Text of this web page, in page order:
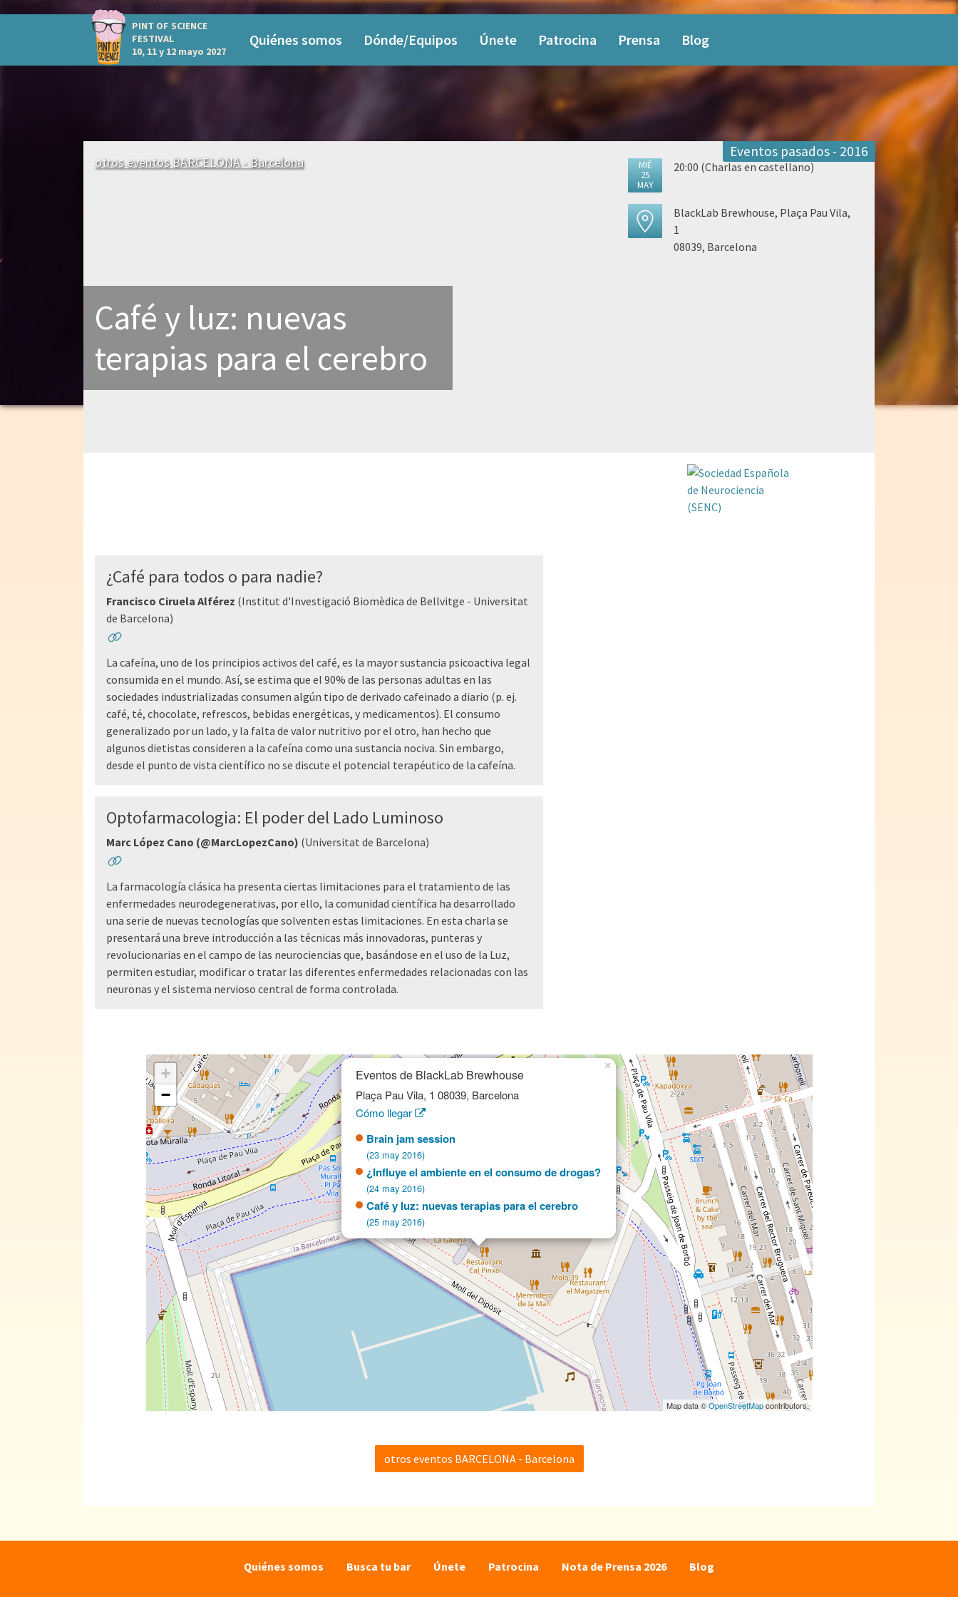
PINT OF SCIENCE
FESTIVAL
10, 11 y 12 mayo 2027
Quiénes somos Dónde/Equipos Únete Patrocina Prensa Blog
otros eventos BARCELONA - Barcelona
Café y luz: nuevas
terapias para el cerebro
Eventos pasados - 2016
MIÉ
25
MAY
20:00 (Charlas en castellano)
BlackLab Brewhouse, Plaça Pau Vila,
1
08039, Barcelona
¿Café para todos o para nadie?
Francisco Ciruela Alférez (Institut d'Investigació Biomèdica de Bellvitge - Universitat
de Barcelona)
La cafeína, uno de los principios activos del café, es la mayor sustancia psicoactiva legal
consumida en el mundo. Así, se estima que el 90% de las personas adultas en las
sociedades industrializadas consumen algún tipo de derivado cafeinado a diario (p. ej.
café, té, chocolate, refrescos, bebidas energéticas, y medicamentos). El consumo
generalizado por un lado, y la falta de valor nutritivo por el otro, han hecho que
algunos dietistas consideren a la cafeína como una sustancia nociva. Sin embargo,
desde el punto de vista científico no se discute el potencial terapéutico de la cafeína.
Optofarmacologia: El poder del Lado Luminoso
Marc López Cano (@MarcLopezCano) (Universitat de Barcelona)
La farmacología clásica ha presenta ciertas limitaciones para el tratamiento de las
enfermedades neurodegenerativas, por ello, la comunidad científica ha desarrollado
una serie de nuevas tecnologías que solventen estas limitaciones. En esta charla se
presentará una breve introducción a las técnicas más innovadoras, punteras y
revolucionarias en el campo de las neurociencias que, basándose en el uso de la Luz,
permiten estudiar, modificar o tratar las diferentes enfermedades relacionadas con las
neuronas y el sistema nervioso central de forma controlada.
Eventos de BlackLab Brewhouse
Plaça Pau Vila, 1 08039, Barcelona
Cómo llegar
Brain jam session
(23 may 2016)
¿Influye el ambiente en el consumo de drogas?
(24 may 2016)
Café y luz: nuevas terapias para el cerebro
(25 may 2016)
×
+
−
Map data ©OpenStreetMapcontributors.
otros eventos BARCELONA - Barcelona
Quiénes somos Busca tu bar Únete Patrocina Nota de Prensa 2026 Blog